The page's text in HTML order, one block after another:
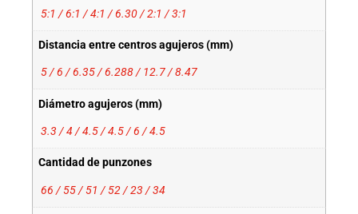
5:1 / 6:1 / 4:1 / 6.30 / 2:1 / 3:1
Distancia entre centros agujeros (mm)
5 / 6 / 6.35 / 6.288 / 12.7 / 8.47
Diámetro agujeros (mm)
3.3 / 4 / 4.5 / 4.5 / 6 / 4.5
Cantidad de punzones
66 / 55 / 51 / 52 / 23 / 34